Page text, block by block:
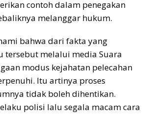
contoh dalam penegakan
melanggar hukum.
bahwa dari fakta yang
tersebut melalui media Suara
modus kejahatan pelecahan
Itu artinya proses
tidak boleh dihentikan.
polisi lalu segala macam cara